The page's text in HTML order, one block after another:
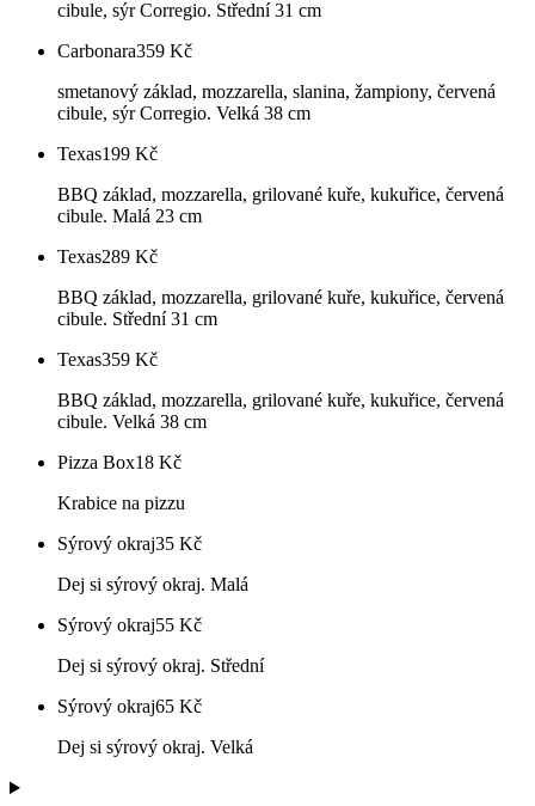
cibule, sýr Corregio. Střední 31 cm
Carbonara359 Kč
smetanový základ, mozzarella, slanina, žampiony, červená
cibule, sýr Corregio. Velká 38 cm
Texas199 Kč
BBQ základ, mozzarella, grilované kuře, kukuřice, červená
cibule. Malá 23 cm
Texas289 Kč
BBQ základ, mozzarella, grilované kuře, kukuřice, červená
cibule. Střední 31 cm
Texas359 Kč
BBQ základ, mozzarella, grilované kuře, kukuřice, červená
cibule. Velká 38 cm
Pizza Box18 Kč
Krabice na pizzu
Sýrový okraj35 Kč
Dej si sýrový okraj. Malá
Sýrový okraj55 Kč
Dej si sýrový okraj. Střední
Sýrový okraj65 Kč
Dej si sýrový okraj. Velká